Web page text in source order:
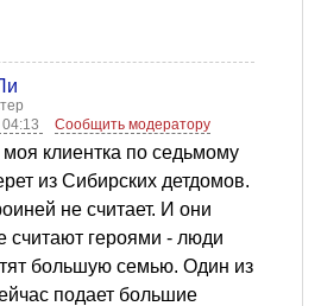
Сообщить модератору
клиентка по седьмому
из Сибирских детдомов.
не считает. И они
считают героями - люди
большую семью. Один из
подает большие